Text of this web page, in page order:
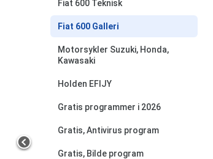
Fiat 600 Teknisk
Fiat 600 Galleri
Motorsykler Suzuki, Honda,
Kawasaki
Holden EFIJY
Gratis programmer i 2026
Gratis, Antivirus program
Gratis, Bilde program